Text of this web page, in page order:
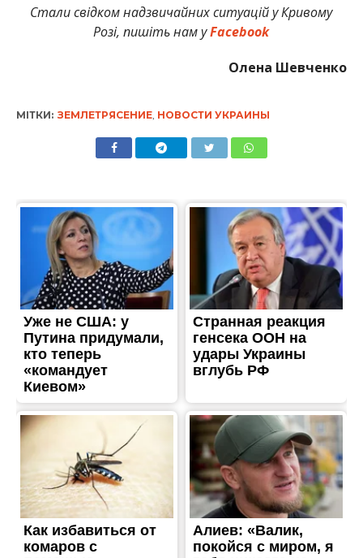
Стали свідком надзвичайних ситуацій у Кривому
Розі, пишіть нам уFacebook
Олена Шевченко
МІТКИ: ЗЕМЛЕТРЯСЕНИЕ, НОВОСТИ УКРАИНЫ